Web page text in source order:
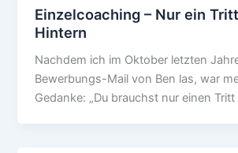
Einzelcoaching – Nur ein
Hintern
Nachdem ich im Oktober letzten
Bewerbungs-Mail von Ben las, war
Gedanke: „Du brauchst nur einen Tritt